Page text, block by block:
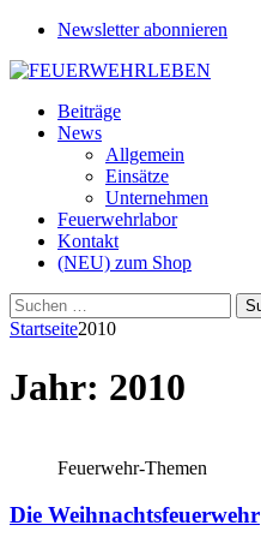
Newsletter abonnieren
Beiträge
News
Allgemein
Einsätze
Unternehmen
Feuerwehrlabor
Kontakt
(NEU) zum Shop
Suchen
nach:
Startseite2010
Jahr: 2010
Feuerwehr-Themen
Die Weihnachtsfeuerwehr